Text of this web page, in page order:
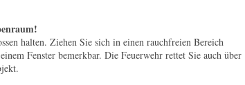
halten. Ziehen Sie sich in einen rauchfreien Bereich
Fenster bemerkbar. Die Feuerwehr rettet Sie auch über